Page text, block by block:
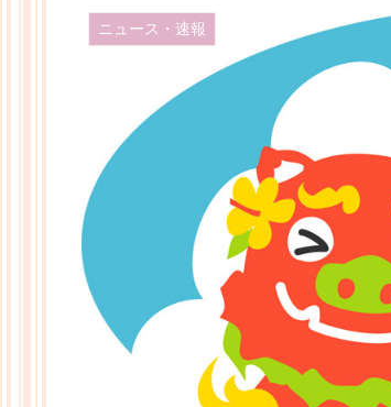
ニュース・速報